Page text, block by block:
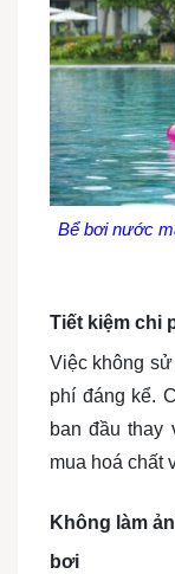
Bể bơi nước
Tiết kiệm chi
Việc không
phí đáng kể.
ban đầu thay
mua hoá chất
Không làm
bơi